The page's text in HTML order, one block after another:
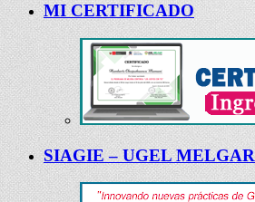
MI CERTIFICADO
SIAGIE – UGEL MELGAR